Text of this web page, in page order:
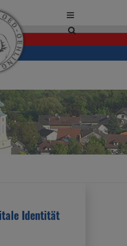
Site
Identität